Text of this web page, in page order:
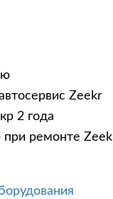
Zeekr
2 года
при ремонте